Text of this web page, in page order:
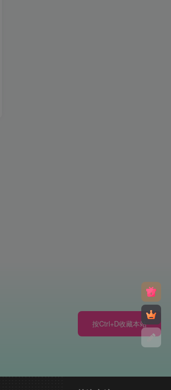
按Ctrl+D收藏本站